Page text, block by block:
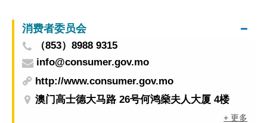
消费者委员会
（853）8988 9315
info@consumer.gov.mo
http://www.consumer.gov.mo
澳门高士德大马路 26号何鸿燊夫人大厦 4楼
+ 更多